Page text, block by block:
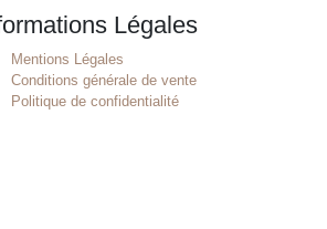
Légales
Mentions Légales
Conditions générale de vente
Politique de confidentialité